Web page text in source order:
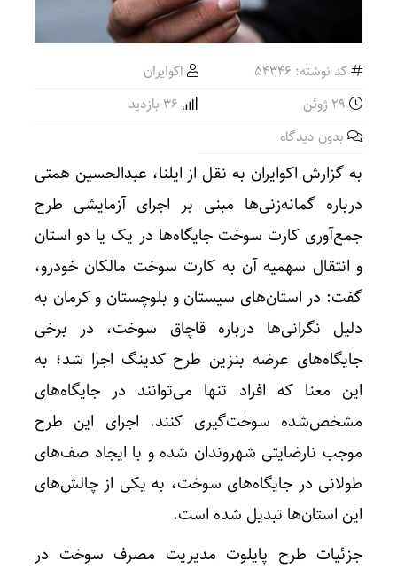
کد نوشته: 54346
اکوایران
بدون دیدگاه
به گزارش اکوایران به نقل از ایلنا، عبدالحسین همتی
درباره گمانه‌زنی‌ها مبنی بر اجرای آزمایشی طرح
جمع‌آوری کارت سوخت جایگاه‌ها در یک یا دو استان
و انتقال سهمیه آن به کارت سوخت مالکان خودرو،
گفت: در استان‌های سیستان و بلوچستان و کرمان به
دلیل نگرانی‌ها درباره قاچاق سوخت، در برخی
جایگاه‌های عرضه بنزین طرح کدینگ اجرا شد؛ به
این معنا که افراد تنها می‌توانند در جایگاه‌های
مشخص‌شده سوخت‌گیری کنند. اجرای این طرح
موجب نارضایتی شهروندان شده و با ایجاد صف‌های
طولانی در جایگاه‌های سوخت، به یکی از چالش‌های
این استان‌ها تبدیل شده است.
جزئیات طرح پایلوت مدیریت مصرف سوخت در